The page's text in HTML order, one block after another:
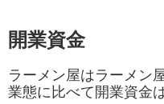
開業資金
ラーメン屋はラーメン
業態に比べて開業資金